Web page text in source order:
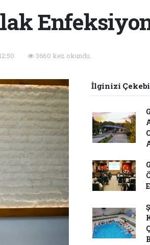
3660 kez okundu.
İlginizi